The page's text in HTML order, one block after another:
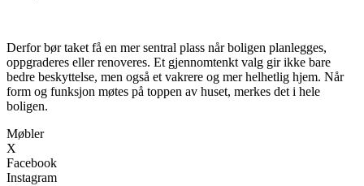
Derfor bør taket få en mer sentral plass når boligen planlegges,
oppgraderes eller renoveres. Et gjennomtenkt valg gir ikke bare
bedre beskyttelse, men også et vakrere og mer helhetlig hjem. Når
form og funksjon møtes på toppen av huset, merkes det i hele
boligen.
Møbler
X
Facebook
Instagram